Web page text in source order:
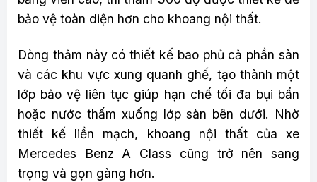
bảo vệ toàn diện hơn cho khoang nội thất.
Dòng thảm này có thiết kế bao phủ cả phần sàn
và các khu vực xung quanh ghế, tạo thành một
lớp bảo vệ liên tục giúp hạn chế tối đa bụi bẩn
hoặc nước thấm xuống lớp sàn bên dưới. Nhờ
thiết kế liền mạch, khoang nội thất của xe
Mercedes Benz A Class cũng trở nên sang
trọng và gọn gàng hơn.